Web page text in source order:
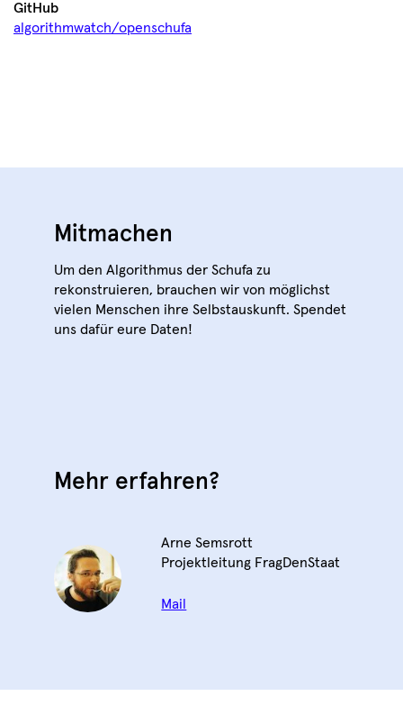
GitHub
algorithmwatch/openschufa
Mitmachen
Um den Algorithmus der Schufa zu
rekonstruieren, brauchen wir von möglichst
vielen Menschen ihre Selbstauskunft. Spendet
uns dafür eure Daten!
Mehr erfahren?
Arne Semsrott
Projektleitung FragDenStaat
Mail